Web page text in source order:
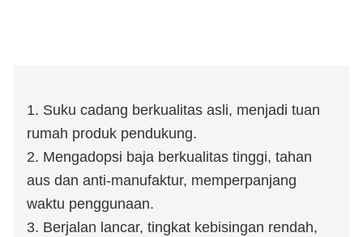
1. Suku cadang berkualitas asli, menjadi tuan
rumah produk pendukung.
2. Mengadopsi baja berkualitas tinggi, tahan
aus dan anti-manufaktur, memperpanjang
waktu penggunaan.
3. Berjalan lancar, tingkat kebisingan rendah,